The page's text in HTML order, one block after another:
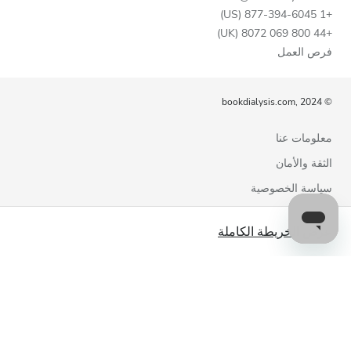
عرض الخريطة الكاملة
+1 877-394-6045 (US)
+44 800 069 8072 (UK)
فرص العمل
© bookdialysis.com, 2024
معلومات عنا
الثقة والأمان
سياسة الخصوصية
شروط الاستخدام
سياسة ملفات تعريف الارتباط